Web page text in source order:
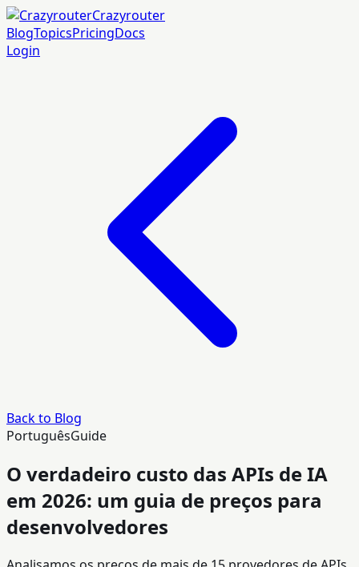
Crazyrouter
BlogTopicsPricingDocs
Login
Back to Blog
PortuguêsGuide
O verdadeiro custo das APIs de IA
em 2026: um guia de preços para
desenvolvedores